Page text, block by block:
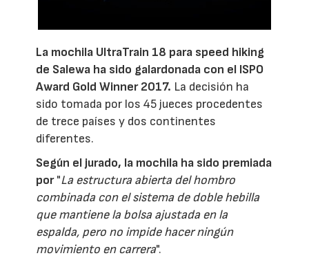
La mochila UltraTrain 18 para speed hiking
de Salewa ha sido galardonada con el ISPO
Award Gold Winner 2017. La decisión ha
sido tomada por los 45 jueces procedentes
de trece países y dos continentes
diferentes.
Según el jurado, la mochila ha sido premiada
por"La estructura abierta del hombro
combinada con el sistema de doble hebilla
que mantiene la bolsa ajustada en la
espalda, pero no impide hacer ningún
movimiento en carrera".